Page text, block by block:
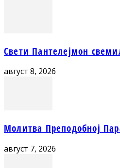
Свети Пантелејмон
август 8, 2026
Молитва Преподобној
август 7, 2026